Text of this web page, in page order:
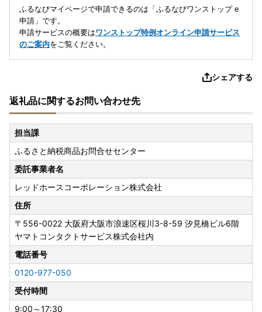
ふるなびマイページで申請できるのは「ふるなびワンストップ e
申請」です。
申請サービスの概要はワンストップ特例オンライン申請サービス
のご案内をご覧ください。
シェアする
返礼品に関するお問い合わせ先
担当課
ふるさと納税商品お問合せセンター
委託事業者名
レッドホースコーポレーション株式会社
住所
〒556-0022 大阪府大阪市浪速区桜川3-8-59 汐見橋ビル6階
ヤマトコンタクトサービス株式会社内
電話番号
0120-977-050
受付時間
9:00～17:30